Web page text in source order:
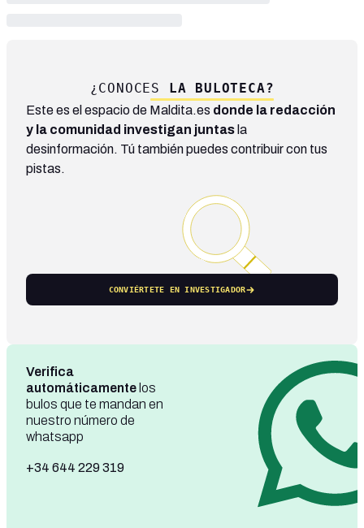
¿CONOCES LA BULOTECA?
Este es el espacio de Maldita.es donde la redacción
y la comunidad investigan juntas la
desinformación. Tú también puedes contribuir con tus
pistas.
CONVIÉRTETE EN INVESTIGADOR
Verifica
automáticamente los
bulos que te mandan en
nuestro número de
whatsapp
+34 644 229 319